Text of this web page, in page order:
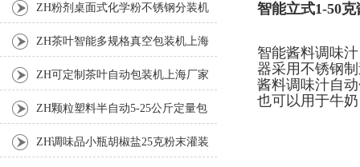
智能立式1-50
智能酱料调味
器采用不锈钢
酱料调味汁自
也可以用于牛
ZH粉剂桌面式化学粉不锈钢分装机
ZH茶叶智能多规格真空包装机上海
厂家 ZH可定制茶叶自动包装机上海厂家
ZH颗粒塑料半自动5-25公斤定量包
装机 ZH调味品小瓶胡椒盐25克粉末灌装